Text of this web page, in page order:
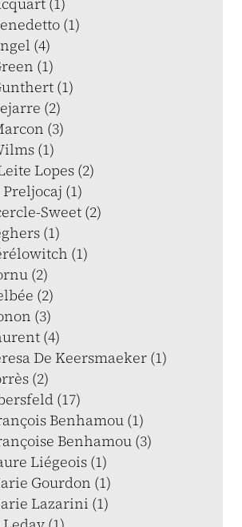
(1)
(4)
(1)
(1)
(2)
(3)
(1)
Lopes (2)
(1)
Sweet (2)
(1)
(1)
(2)
(2)
(3)
(4)
De Keersmaeker (1)
(2)
(17)
Benhamou (1)
Benhamou (3)
Liégeois (1)
Gourdon (1)
Lazarini (1)